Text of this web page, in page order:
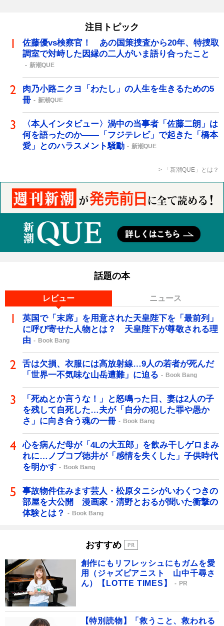
注目トピック
佐藤優vs検察官！ あの国策捜査から20年、特捜取
調室で対峙した因縁の二人がいま語り合ったこと
新潮QUE
肉乃小路ニクヨ「わたし」の人生を生きるための5
冊
新潮QUE
〈本人インタビュー〉渦中の当事者「佐藤二朗」は
何を語ったのか――「フジテレビ」で起きた「橋本
愛」とのハラスメント騒動
新潮QUE
「新潮QUE」とは？
話題の本
レビュー ニュース
英国で「末席」を用意された天皇陛下を「最前列」
に呼び寄せた人物とは？ 天皇陛下が尊敬される理
由
Book Bang
舌は欠損、衣服には高放射線…9人の若者が死んだ
「世界一不気味な山岳遭難」に迫る
Book Bang
「死ぬとか言うな！」と怒鳴った日、妻は2人の子
を残して自死した…夫が「自分の犯した罪や愚か
さ」に向き合う魂の一冊
Book Bang
心を病んだ母が「4Lの大五郎」を飲み干しゲロまみ
れに…ノブコブ徳井が「感情を失くした」子供時代
を明かす
Book Bang
事故物件住みます芸人・松原タニシがいわくつきの
部屋を大公開 漫画家・清野とおるが聞いた衝撃の
体験とは？
Book Bang
おすすめ
創作にもリフレッシュにもガムを愛
用（ジャズピアニスト 山中千尋さ
ん）【LOTTE TIMES】
PR
【特別読物】「救うこと、救われる